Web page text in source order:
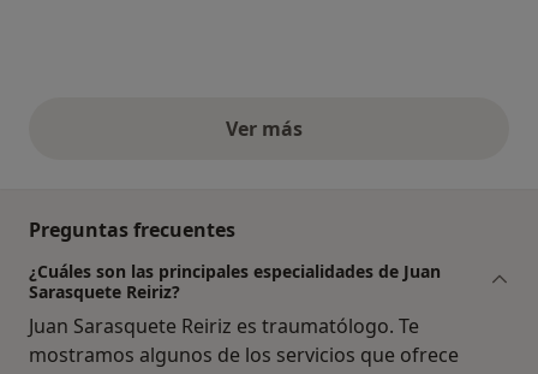
Ver másopiniones anteriores
Preguntas frecuentes
¿Cuáles son las principales especialidades de Juan
Sarasquete Reiriz?
Juan Sarasquete Reiriz es traumatólogo. Te
mostramos algunos de los servicios que ofrece